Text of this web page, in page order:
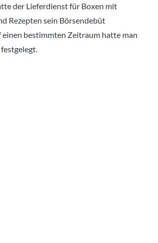
der Lieferdienst für Boxen mit
Rezepten sein Börsendebüt
einen bestimmten Zeitraum hatte man